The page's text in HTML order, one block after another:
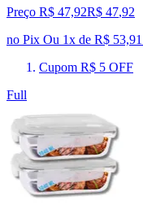
Preço R$ 47,92R$ 47,92
no Pix Ou 1x de R$
Cupom R$ 5 OFF
Full